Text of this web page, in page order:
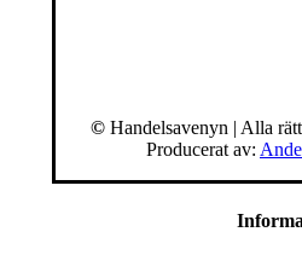
© Handelsavenyn | Alla
Producerat av: